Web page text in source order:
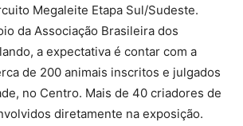
Megaleite Etapa Sul/Sudeste.
da Associação Brasileira dos
a expectativa é contar com a
de 200 animais inscritos e julgados
no Centro. Mais de 40 criadores de
diretamente na exposição.